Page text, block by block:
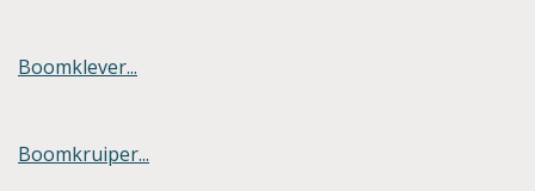
Boomklever...
Boomkruiper...